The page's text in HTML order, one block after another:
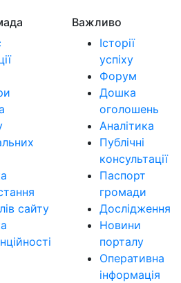
сайту
Важливо
Історії
успіху
Форум
Дошка
оголошень
Аналітика
Публічні
консультації
Паспорт
громади
Дослідження
Новини
порталу
Оперативна
інформація